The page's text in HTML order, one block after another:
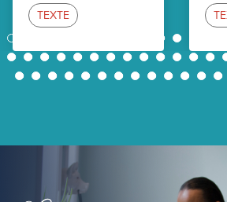
TEXTE
1 10 11
22
23 24 25 26 27 28 29 30 31 32 33 34
43
44 45 46 47 48 49 50 51 52 53 54 55